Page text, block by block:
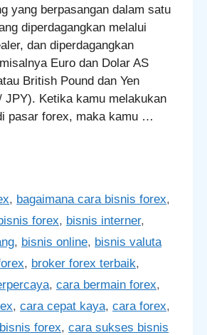
yang berpasangan dalam satu
diperdagangkan melalui
dan diperdagangkan
Euro dan Dolar AS
British Pound dan Yen
JPY). Ketika kamu melakukan
pasar forex, maka kamu …
, bagaimana cara bisnis forex,
forex, bisnis interner,
, bisnis online, bisnis valuta
, broker forex terbaik,
, cara bermain forex,
, cara cepat kaya, cara forex,
forex, cara sukses bisnis